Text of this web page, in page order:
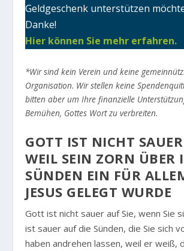
Geldgeschenk unterstützen
Danke!
Hier können Sie mehr erfahren.
*Wir sind kein Verein und keine
Organisation. Wir stellen keine
bitten aber um Ihre finanzielle
Bemühen, Gottes Wort zu verbreiten.
GOTT IST NICHT
WEIL SEIN ZORN ÜBER
SÜNDEN EIN FÜR
JESUS GELEGT WURDE
Gott ist nicht sauer auf Sie, wenn Sie
ist sauer auf die Sünden, die Sie sich
haben andrehen lassen, weil er weiß,